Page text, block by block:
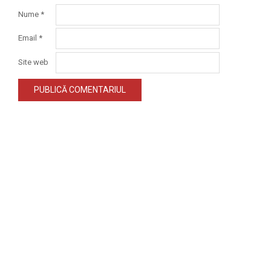
Nume *
Email *
Site web